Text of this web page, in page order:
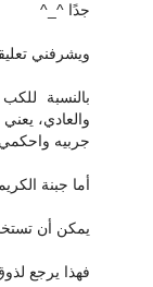
جدًا ^_^
ويشرفني
بالنسبة
والعادي،
جربيه
أما جبنة
يمكن أن
فهذا يرجع